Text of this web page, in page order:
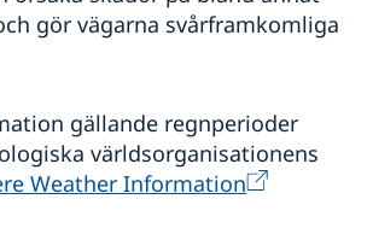
gör vägarna svårframkomliga
gällande regnperioder
världsorganisationens
Weather Information